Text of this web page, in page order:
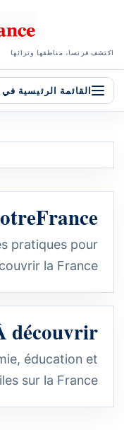
اكتشف فرنسا، مناطقها وتراثها
القائمة الرئيسية في NOTREFRANCE
pratiques pour
la France.
découvrir
éducation et
sur la France.